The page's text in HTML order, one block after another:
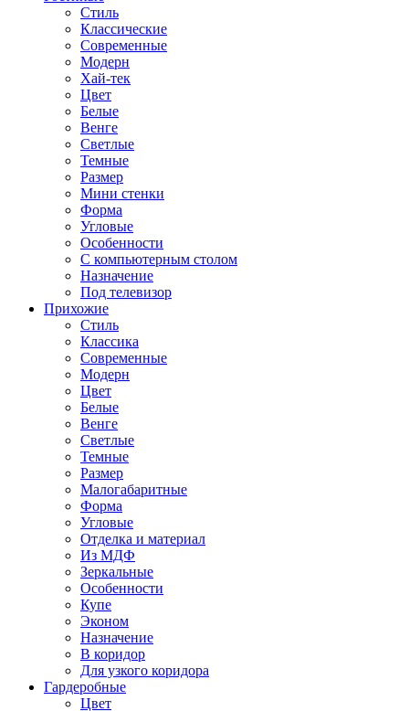
Стиль
Классические
Современные
Модерн
Хай-тек
Цвет
Белые
Венге
Светлые
Темные
Размер
Мини стенки
Форма
Угловые
Особенности
С компьютерным столом
Назначение
Под телевизор
Прихожие
Стиль
Классика
Современные
Модерн
Цвет
Белые
Венге
Светлые
Темные
Размер
Малогабаритные
Форма
Угловые
Отделка и материал
Из МДФ
Зеркальные
Особенности
Купе
Эконом
Назначение
В коридор
Для узкого коридора
Гардеробные
Цвет